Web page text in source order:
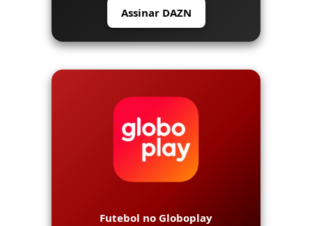
Assinar DAZN
Futebol no Globoplay